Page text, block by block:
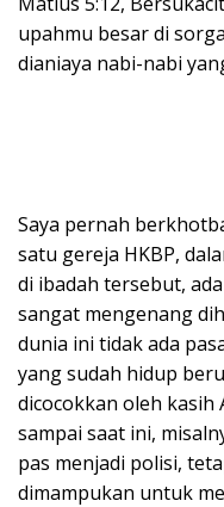
upahmu besar di
dianiaya nabi-nabi
Saya pernah
satu gereja HKBP,
di ibadah tersebut,
sangat mengenang
dunia ini tidak ada
yang sudah hidup
dicocokkan oleh kasih
sampai saat ini,
pas menjadi polisi,
dimampukan untuk